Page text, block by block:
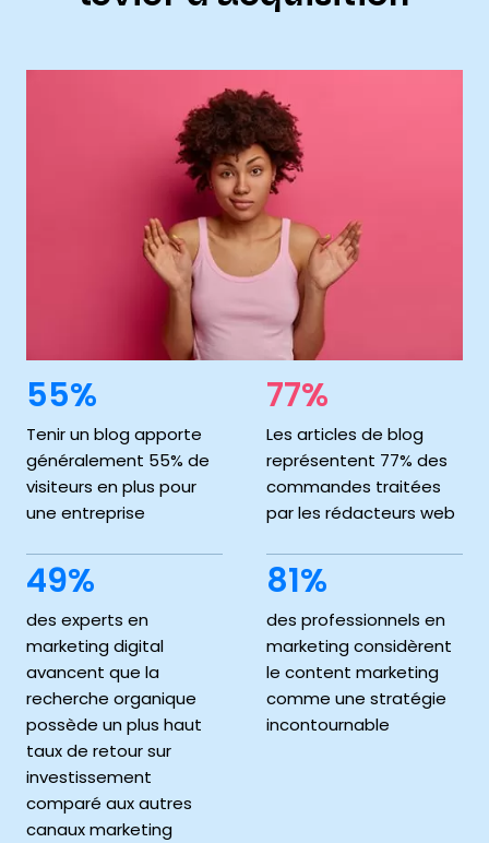
55%
Tenir un blog apporte
généralement 55% de
visiteurs en plus pour
une entreprise
77%
Les articles de blog
représentent 77% des
commandes traitées
par les rédacteurs web
49%
des experts en
marketing digital
avancent que la
recherche organique
possède un plus haut
taux de retour sur
investissement
comparé aux autres
canaux marketing
81%
des professionnels en
marketing considèrent
le content marketing
comme une stratégie
incontournable